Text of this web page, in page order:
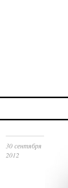
30 сентября
2012